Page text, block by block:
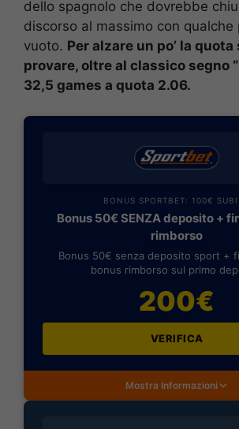
dello spagnolo che dovrebbe
discorso al massimo con qualche
vuoto. Per alzare un po’ la quota
provare, oltre al classico segno
32,5 games a quota 2.06.
BONUS SPORTBET: 100€
Bonus 50€ SENZA deposito +
rimborso
Bonus 50€ senza deposito sport +
bonus rimborso sul primo
200€
VERIFICA
Mostra Informazioni